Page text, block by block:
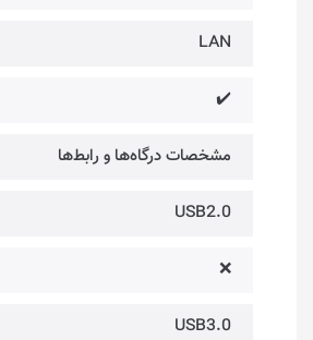
LAN
✔️
مشخصات درگاه‌ها و رابط‌ها
USB2.0
❌
USB3.0